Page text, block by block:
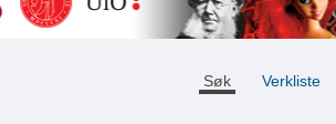
Søk Verkliste